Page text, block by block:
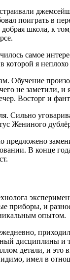
поиграть в
школа, к
самое
я неплохо
Обучение
не заметили,
Восторг и
Сильно
Жениного
В конце
и
опытом.
дисциплины
детали, и
имел в